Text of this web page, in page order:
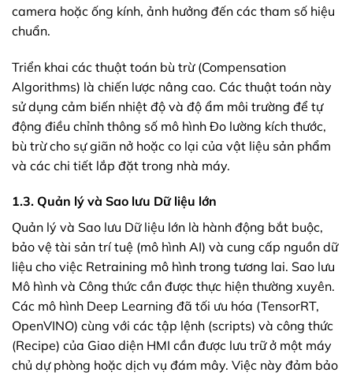
camera hoặc ống kính, ảnh hưởng đến các tham số hiệu
chuẩn.
Triển khai các thuật toán bù trừ (Compensation
Algorithms) là chiến lược nâng cao. Các thuật toán này
sử dụng cảm biến nhiệt độ và độ ẩm môi trường để tự
động điều chỉnh thông số mô hình Đo lường kích thước,
bù trừ cho sự giãn nở hoặc co lại của vật liệu sản phẩm
và các chi tiết lắp đặt trong nhà máy.
1.3. Quản lý và Sao lưu Dữ liệu lớn
Quản lý và Sao lưu Dữ liệu lớn là hành động bắt buộc,
bảo vệ tài sản trí tuệ (mô hình AI) và cung cấp nguồn dữ
liệu cho việc Retraining mô hình trong tương lai. Sao lưu
Mô hình và Công thức cần được thực hiện thường xuyên.
Các mô hình Deep Learning đã tối ưu hóa (TensorRT,
OpenVINO) cùng với các tập lệnh (scripts) và công thức
(Recipe) của Giao diện HMI cần được lưu trữ ở một máy
chủ dự phòng hoặc dịch vụ đám mây. Việc này đảm bảo